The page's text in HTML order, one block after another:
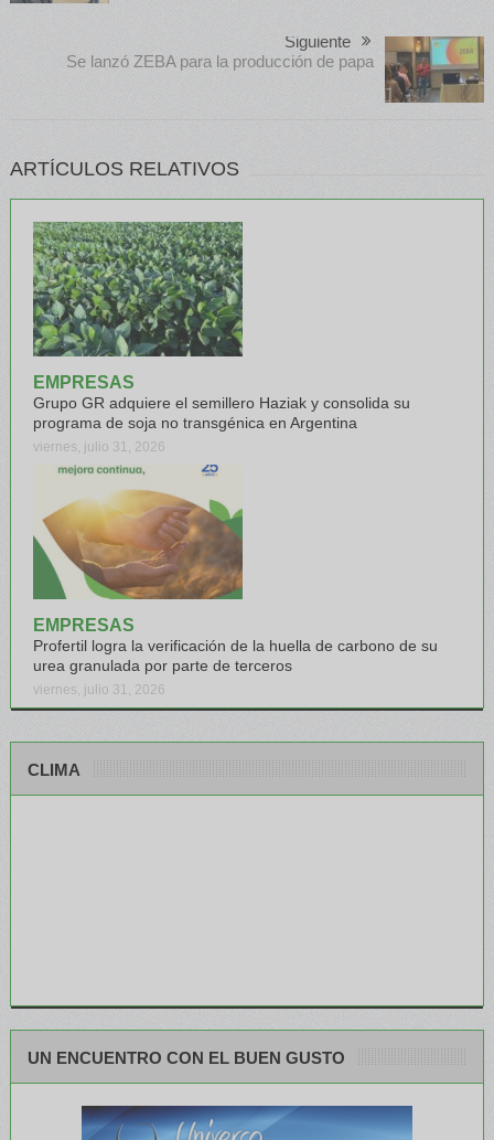
Siguiente
Se lanzó ZEBA para la producción de papa
ARTÍCULOS RELATIVOS
EMPRESAS
Grupo GR adquiere el semillero Haziak y consolida su
programa de soja no transgénica en Argentina
viernes, julio 31, 2026
EMPRESAS
Profertil logra la verificación de la huella de carbono de su
urea granulada por parte de terceros
viernes, julio 31, 2026
CLIMA
UN ENCUENTRO CON EL BUEN GUSTO